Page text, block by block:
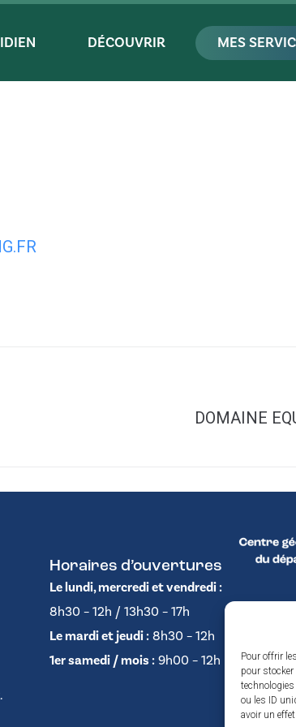
Pour offrir
pour
ou les ID
avoir un
DÉCOUVRIR MES
DOMAINE
Horaires d’ouvertures
Le lundi, mercredi et vendredi :
8h30 – 12h / 13h30 – 17h
Le mardi et jeudi :8h30 – 12h
1er samedi / mois :9h00 – 12h